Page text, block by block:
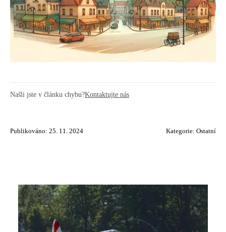
Našli jste v článku chybu?Kontaktujte nás
Publikováno: 25. 11. 2024 Kategorie: Ostatní